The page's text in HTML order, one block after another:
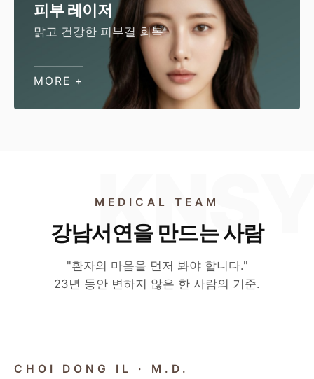
피부 레이저
맑고 건강한 피부결 회복
MORE +
MEDICAL TEAM
강남서연을 만드는 사람
"환자의 마음을 먼저 봐야 합니다."
23년 동안 변하지 않은 한 사람의 기준.
CHIEF DIRECTOR
CHOI DONG IL · M.D.